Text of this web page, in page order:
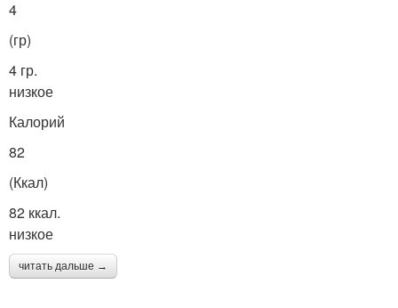
4
(гр)
4 гр.
низкое
Калорий
82
(Ккал)
82 ккал.
низкое
читать дальше →